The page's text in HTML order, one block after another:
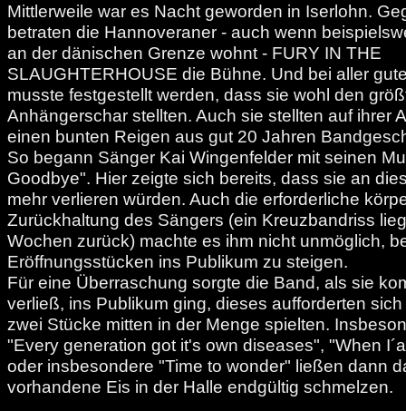
Mittlerweile war es Nacht geworden in Iserlohn.
betraten die Hannoveraner - auch wenn
an der dänischen Grenze wohnt - FURY IN THE
SLAUGHTERHOUSE die Bühne. Und bei aller
musste festgestellt werden, dass sie wohl den
Anhängerschar stellten. Auch sie stellten auf ihrer
einen bunten Reigen aus gut 20 Jahren
So begann Sänger Kai Wingenfelder mit seinen
Goodbye". Hier zeigte sich bereits, dass sie an
mehr verlieren würden. Auch die erforderliche
Zurückhaltung des Sängers (ein Kreuzbandriss
Wochen zurück) machte es ihm nicht unmöglich,
Eröffnungsstücken ins Publikum zu steigen.
Für eine Überraschung sorgte die Band, als sie
verließ, ins Publikum ging, dieses aufforderten
zwei Stücke mitten in der Menge spielten.
"Every generation got it's own diseases", "When
oder insbesondere "Time to wonder" ließen dann
vorhandene Eis in der Halle endgültig schmelzen.